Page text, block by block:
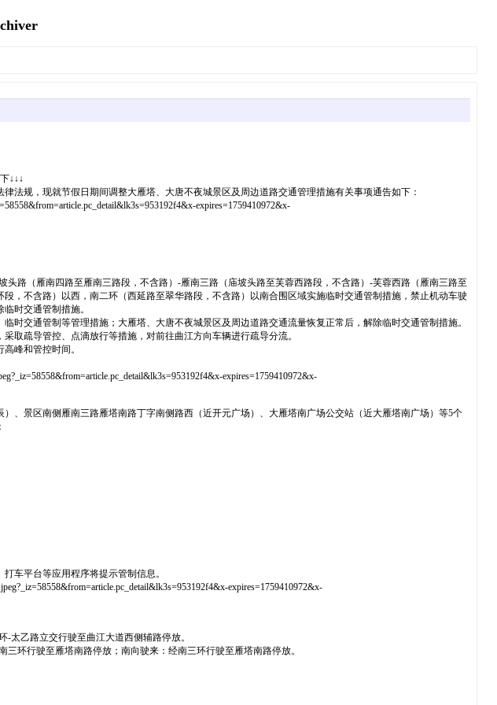
↓↓↓
法规，现就节假日期间调整大雁塔、大唐不夜城景区及周边道路交通管理措施有关事项通告如下：
expires=1759410972&x-
路（雁南四路至雁南三路段，不含路）-雁南三路（庙坡头路至芙蓉西路段，不含路）-芙蓉西路（雁南三路至
，不含路）以西，南二环（西延路至翠华路段，不含路）以南合围区域实施临时交通管制措施，禁止机动车驶
时交通管制措施。
时交通管制等管理措施；大雁塔、大唐不夜城景区及周边道路交通流量恢复正常后，解除临时交通管制措施。
取疏导管控、点滴放行等措施，对前往曲江方向车辆进行疏导分流。
峰和管控时间。
expires=1759410972&x-
、景区南侧雁南三路雁塔南路丁字南侧路西（近开元广场）、大雁塔南广场公交站（近大雁塔南广场）等5个
车平台等应用程序将提示管制信息。
expires=1759410972&x-
太乙路立交行驶至曲江大道西侧辅路停放。
环行驶至雁塔南路停放；南向驶来：经南三环行驶至雁塔南路停放。